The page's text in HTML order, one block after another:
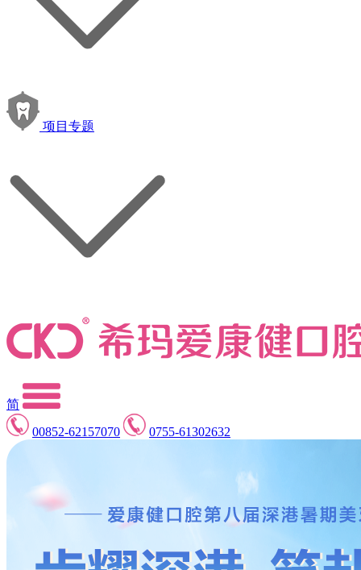
项目专题
简
00852-62157070
0755-61302632